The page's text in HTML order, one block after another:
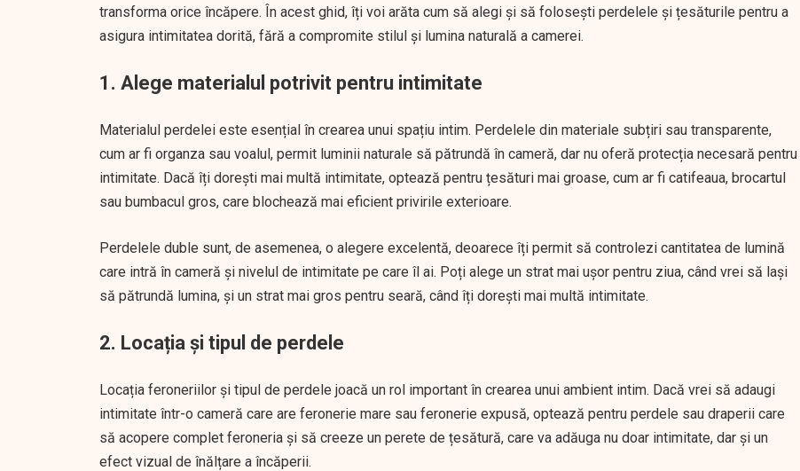
transforma orice încăpere. În acest ghid, îți voi arăta cum să alegi și să folosești perdelele și țesăturile pentru a
asigura intimitatea dorită, fără a compromite stilul și lumina naturală a camerei.
1. Alege materialul potrivit pentru intimitate
Materialul perdelei este esențial în crearea unui spațiu intim. Perdelele din materiale subțiri sau transparente,
cum ar fi organza sau voalul, permit luminii naturale să pătrundă în cameră, dar nu oferă protecția necesară pentru
intimitate. Dacă îți dorești mai multă intimitate, optează pentru țesături mai groase, cum ar fi catifeaua, brocartul
sau bumbacul gros, care blochează mai eficient privirile exterioare.
Perdelele duble sunt, de asemenea, o alegere excelentă, deoarece îți permit să controlezi cantitatea de lumină
care intră în cameră și nivelul de intimitate pe care îl ai. Poți alege un strat mai ușor pentru ziua, când vrei să lași
să pătrundă lumina, și un strat mai gros pentru seară, când îți dorești mai multă intimitate.
2. Locația și tipul de perdele
Locația feroneriilor și tipul de perdele joacă un rol important în crearea unui ambient intim. Dacă vrei să adaugi
intimitate într-o cameră care are feronerie mare sau feronerie expusă, optează pentru perdele sau draperii care
să acopere complet feroneria și să creeze un perete de țesătură, care va adăuga nu doar intimitate, dar și un
efect vizual de înălțare a încăperii.